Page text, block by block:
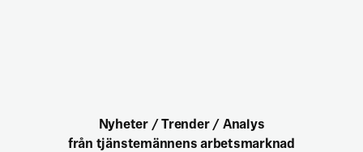
Nyheter / Trender / Analys
från tjänstemännens arbetsmarknad